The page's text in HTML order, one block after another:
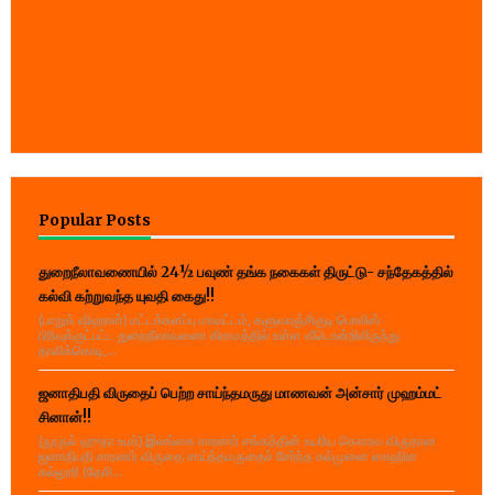
Popular Posts
துறைநீலாவணையில் 24½ பவுண் தங்க நகைகள் திருட்டு- சந்தேகத்தில்
கல்வி கற்றுவந்த யுவதி கைது!!
(பாறுக் ஷிஹான்) மட்டக்களப்பு மாவட்டம், களுவாஞ்சிகுடி பொலிஸ்
பிரிவுக்குட்பட்ட துறைநீலாவணை கிராமத்தில் உள்ள வீடொன்றிலிருந்து
தாலிக்கொடி,...
ஜனாதிபதி விருதைப் பெற்ற சாய்ந்தமருது மாணவன் அன்சார் முஹம்மட்
சினான்!!
(நூருல் ஹுதா உமர்) இலங்கை சாரணர் சங்கத்தின் உயரிய கௌரவ விருதான
ஜனாதிபதி சாரணர் விருதை சாய்ந்தமருதைச் சேர்ந்த கல்முனை ஸாஹிரா
கல்லூரி (தேசி...